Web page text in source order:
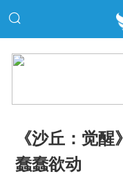
《沙丘：觉
蠢蠢欲动